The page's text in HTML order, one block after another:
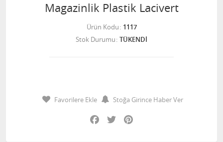
Magazinlik Plastik Lacivert
Ürün Kodu 1117
Stok Durumu TÜKENDİ
Favorilere Ekle
Stoğa Girince Haber Ver
Facebook
Twitter